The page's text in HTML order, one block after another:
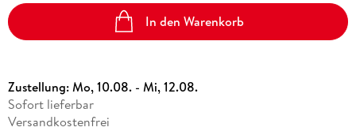
In den Warenkorb
Zustellung:Mo, 10.08. - Mi, 12.08.
Sofort lieferbar
Versandkostenfrei